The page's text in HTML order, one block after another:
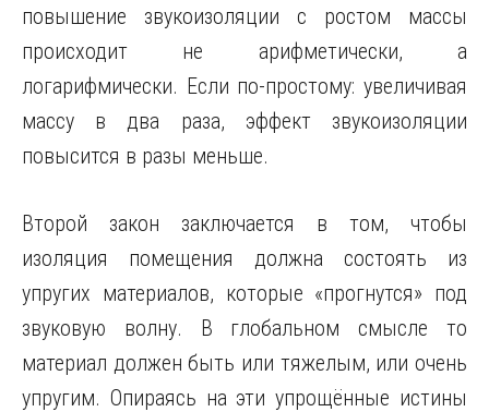
повышение звукоизоляции с ростом массы
происходит не арифметически, а
логарифмически. Если по-простому: увеличивая
массу в два раза, эффект звукоизоляции
повысится в разы меньше.
Второй закон заключается в том, чтобы
изоляция помещения должна состоять из
упругих материалов, которые «прогнутся» под
звуковую волну. В глобальном смысле то
материал должен быть или тяжелым, или очень
упругим. Опираясь на эти упрощённые истины